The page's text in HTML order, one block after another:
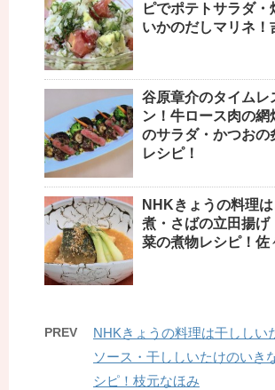
ピでポテトサラダ・
いかのだしマリネ！
谷原章介のタイムレ
ン！牛ロース肉の網
のサラダ・かつおの
レシピ！
NHKきょうの料理
煮・さばの立田揚げ
菜の煮物レシピ！佐
PREV
NHKきょうの料理は干ししい
ソース・干ししいたけのいき
シピ！枝元なほみ